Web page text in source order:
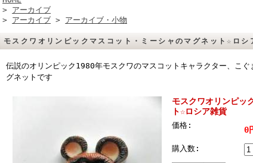
> アーカイブ
> アーカイブ > アーカイブ・小物
モスクワオリンピックマスコット・ミーシャのマグネット☆ロシ
伝説のオリンピック1980年モスクワのマスコットキャラクター、こ
グネットです
モスクワオリンピッ
ト☆ロシア雑貨
価格: 0
購入数: